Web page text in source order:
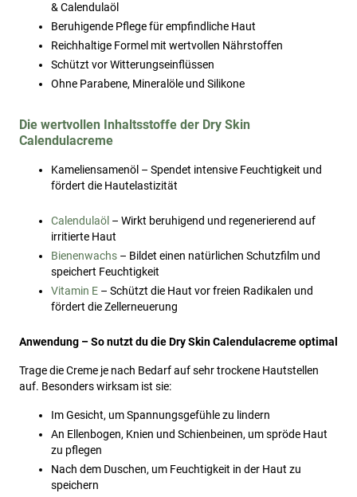
& Calendulaöl
Beruhigende Pflege für empfindliche Haut
Reichhaltige Formel mit wertvollen Nährstoffen
Schützt vor Witterungseinflüssen
Ohne Parabene, Mineralöle und Silikone
Die wertvollen Inhaltsstoffe der Dry Skin
Calendulacreme
Kameliensamenöl – Spendet intensive Feuchtigkeit und
fördert die Hautelastizität
Calendulaöl – Wirkt beruhigend und regenerierend auf
irritierte Haut
Bienenwachs – Bildet einen natürlichen Schutzfilm und
speichert Feuchtigkeit
Vitamin E – Schützt die Haut vor freien Radikalen und
fördert die Zellerneuerung
Anwendung – So nutzt du die Dry Skin Calendulacreme optimal
Trage die Creme je nach Bedarf auf sehr trockene Hautstellen
auf. Besonders wirksam ist sie:
Im Gesicht, um Spannungsgefühle zu lindern
An Ellenbogen, Knien und Schienbeinen, um spröde Haut
zu pflegen
Nach dem Duschen, um Feuchtigkeit in der Haut zu
speichern